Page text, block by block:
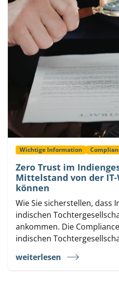
Wichtige Information
Zero Trust im
Mittelstand von der
können
Wie Sie sicherstellen, dass
indischen
ankommen. Die
indischen
weiterlesen